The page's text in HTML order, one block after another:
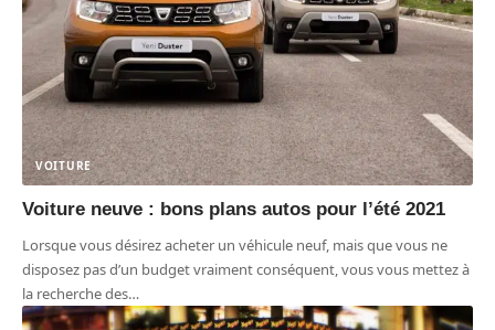
VOITURE
Voiture neuve : bons plans autos pour l’été 2021
Lorsque vous désirez acheter un véhicule neuf, mais que vous ne
disposez pas d’un budget vraiment conséquent, vous vous mettez à
la recherche des…